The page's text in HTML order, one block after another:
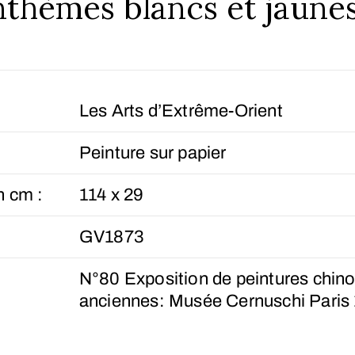
Les Arts d’Extrême-Orient
Peinture sur papier
cm : 114 x 29
GV1873
N°80 Exposition de peintures
anciennes: Musée Cernuschi Paris